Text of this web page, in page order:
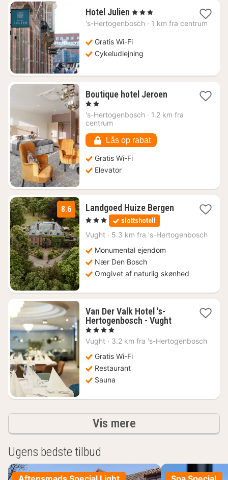
Hotel Julien 1
nat
934
kr.
, 3 Stjerner
's-Hertogenbosch · 1 km fra centrum
Gratis Wi-Fi
Cykeludlejning
Boutique hotel Jeroen1
fra
, 2 Stjerner
's-Hertogenbosch · 1.2 km fra
centrum
Lås op rabat
Gratis Wi-Fi
Elevator
8.6 Landgoed Huize Bergen1
860
, 3 Stjerner slottshotell
Vught · 5.3 km fra 's-Hertogenbosch
Monumental ejendom
Nær Den Bosch
Omgivet af naturlig skønhed
Van Der Valk Hotel 's-
Hertogenbosch - Vught1
fra
642
, 4 Stjerner
Vught · 3.2 km fra 's-Hertogenbosch
Gratis Wi-Fi
Restaurant
Sauna
Vis mereresultater
Ugens bedste tilbud